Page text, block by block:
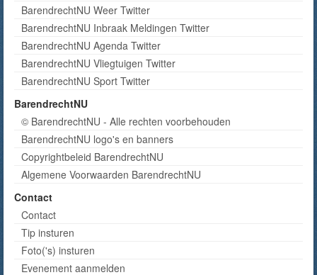
BarendrechtNU Weer Twitter
BarendrechtNU Inbraak Meldingen Twitter
BarendrechtNU Agenda Twitter
BarendrechtNU Vliegtuigen Twitter
BarendrechtNU Sport Twitter
BarendrechtNU
© BarendrechtNU - Alle rechten voorbehouden
BarendrechtNU logo's en banners
Copyrightbeleid BarendrechtNU
Algemene Voorwaarden BarendrechtNU
Contact
Contact
Tip insturen
Foto('s) insturen
Evenement aanmelden